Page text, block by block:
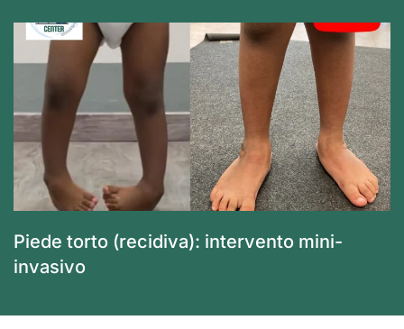
Piede torto (recidiva): intervento mini-
invasivo